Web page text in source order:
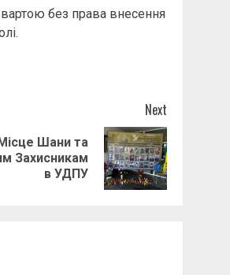
без права внесення
Next
Шани та
Захисникам
в УДПУ